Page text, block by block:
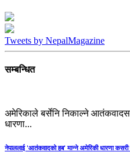
Tweets by NepalMagazine
सम्बन्धित
अमेरिकाले बर्सेनि निकाल्ने
धारणा...
नेपाललाई 'आतंकवादको हब' मान्‍ने अमेरिकी धारणा कसरी